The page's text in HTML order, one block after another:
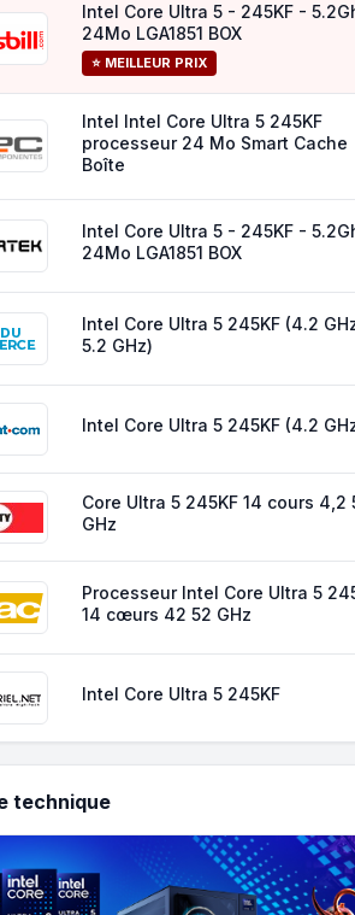
Intel Core Ultra 5 - 245KF -
24Mo LGA1851 BOX
⭐ MEILLEUR PRIX
Intel Intel Core Ultra 5 245KF
processeur 24 Mo Smart Cache
Boîte
Intel Core Ultra 5 - 245KF -
24Mo LGA1851 BOX
Intel Core Ultra 5 245KF (4.2
5.2 GHz)
Intel Core Ultra 5 245KF (4.2
Core Ultra 5 245KF 14 cours 4,2
GHz
Processeur Intel Core Ultra 5
14 cœurs 42 52 GHz
Intel Core Ultra 5 245KF
technique